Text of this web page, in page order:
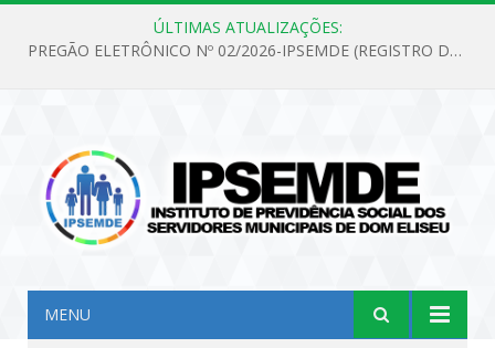
ÚLTIMAS ATUALIZAÇÕES:
PREGÃO ELETRÔNICO Nº 02/2026-IPSEMDE (REGISTRO DE PREÇOS PARA FUTURA E EVENTUAL AQUISIÇÃO DE MATERIAL DE LIMPEZA E GÊNEROS ALIMENTÍCIOS PARA ATENDER AS NECESSIDADES DO INSTITUTO DE PREVIDÊNCIA SOCIAL DOS SERVIDORES MUNICIPAIS DE DOM ELISEU.)
MENU